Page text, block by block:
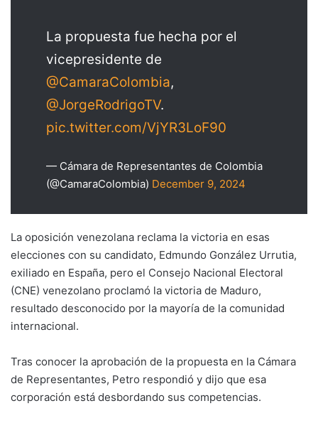
La propuesta fue hecha por el
vicepresidente de
@CamaraColombia,
@JorgeRodrigoTV.
pic.twitter.com/VjYR3LoF90
— Cámara de Representantes de Colombia
(@CamaraColombia) December 9, 2024
La oposición venezolana reclama la victoria en esas
elecciones con su candidato, Edmundo González Urrutia,
exiliado en España, pero el Consejo Nacional Electoral
(CNE) venezolano proclamó la victoria de Maduro,
resultado desconocido por la mayoría de la comunidad
internacional.
Tras conocer la aprobación de la propuesta en la Cámara
de Representantes, Petro respondió y dijo que esa
corporación está desbordando sus competencias.